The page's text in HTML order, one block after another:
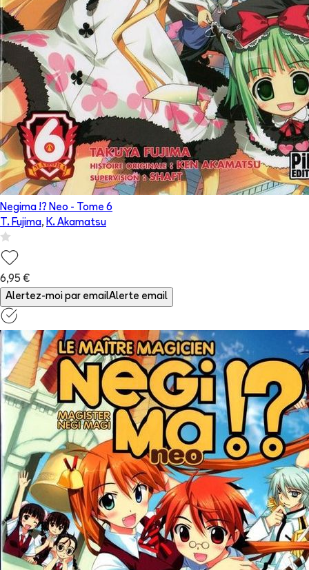
Negima !? Neo - Tome 6
T. Fujima, K. Akamatsu
6,95 €
Alertez-moi par emailAlerte email